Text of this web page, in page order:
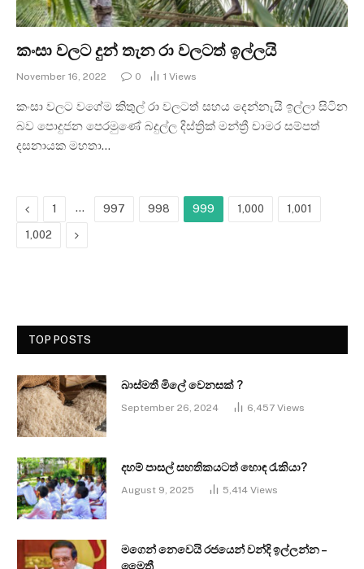
කංසා වලට දුන් තැන රා වලටත් ඉල්ලයි
November 16, 2022 0 1 Views
කංසා වලට වගේම කිතුල් රා වලටත් සහය දෙන්නැයි ඉල්ලා සිටින
බව පොදුජන පෙරමුණේ බදුල්ල දිස්ත්‍රික් මන්ත්‍රී චාමර සම්පත්
දසනායක මහතා…
Previous
1 … 997 998 999 1,000 1,001
1,002 Next
TOP POSTS
බාස්මතී මිලේ වෙනසක් ?
September 26, 2024 6,457 Views
දහම් පාසල් සහතිකයටත් හොඳ රැකියා?
August 9, 2025 5,414 Views
මගෙන් නෙවෙයි රජයෙන් වන්දි ඉල්ලන්න –
මෛත්‍රී